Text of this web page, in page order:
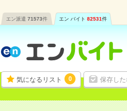
エン派遣 71573件 エン バイト 82531件
気になるリスト 0 保存し